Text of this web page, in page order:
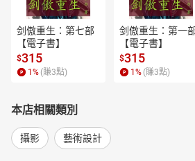
剑傲重生：第七部
【電子書】
$315
1 % (賺3點)
剑傲重生：第一
【電子書】
$315
1 % (賺3點)
本店相關類別
攝影 藝術設計